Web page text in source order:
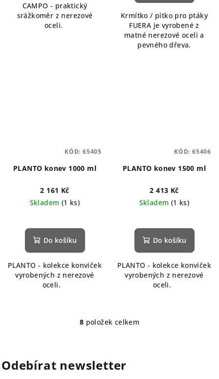
CAMPO - praktický
srážkoměr z nerezové
oceli.
Krmítko / pítko pro ptáky
FUERA je vyrobené z
matné nerezové oceli a
pevného dřeva.
PLANTO konev 1000 ml
2 161 Kč
Skladem (1 ks)
Do košíku
PLANTO - kolekce konviček
vyrobených z nerezové
oceli.
KÓD: 65405
PLANTO konev 1500 ml
2 413 Kč
Skladem (1 ks)
Do košíku
PLANTO - kolekce konviček
vyrobených z nerezové
oceli.
KÓD: 65406
O
á
d
8 položek celkem
Odebírat newsletter